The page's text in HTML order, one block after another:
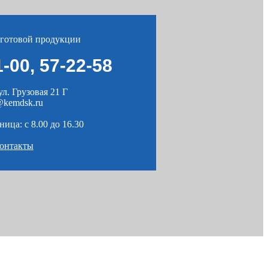
продукции
00, 57-22-58
Грузовая 21 Г
c 8.00 до 16.30